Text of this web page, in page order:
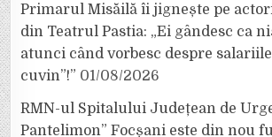
Primarul Misăilă îi jignește pe
din Teatrul Pastia: „Ei gândesc ca
atunci când vorbesc despre salariile
cuvin”!” 01/08/2026
RMN-ul Spitalului Județean de
Pantelimon” Focșani este din nou